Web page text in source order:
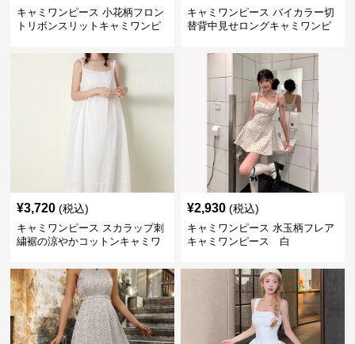
キャミワンピース 小花柄フロン
トリボンスリットキャミワンピ
キャミワンピース バイカラー切
替背中見せロングキャミワンピ
¥3,720 (税込)
キャミワンピース スカラップ刺
繍裾の涼やかコットンキャミワ
¥2,930 (税込)
キャミワンピース 水玉柄フレア
キャミワンピース 白